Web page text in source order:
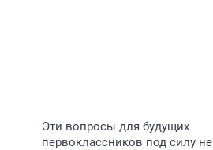
Эти вопросы для будущих
первоклассников под силу не